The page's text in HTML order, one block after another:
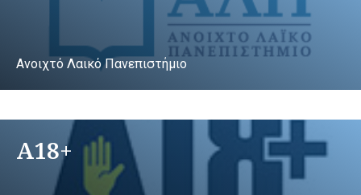
Ανοιχτό Λαικό Πανεπιστήμιο
A18+